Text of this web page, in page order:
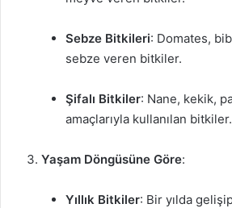
Sebze Bitkileri: Domates,
sebze veren bitkiler.
Şifalı Bitkiler: Nane, kekik,
amaçlarıyla kullanılan bitkiler.
Yaşam Döngüsüne Göre:
Yıllık Bitkiler: Bir yılda